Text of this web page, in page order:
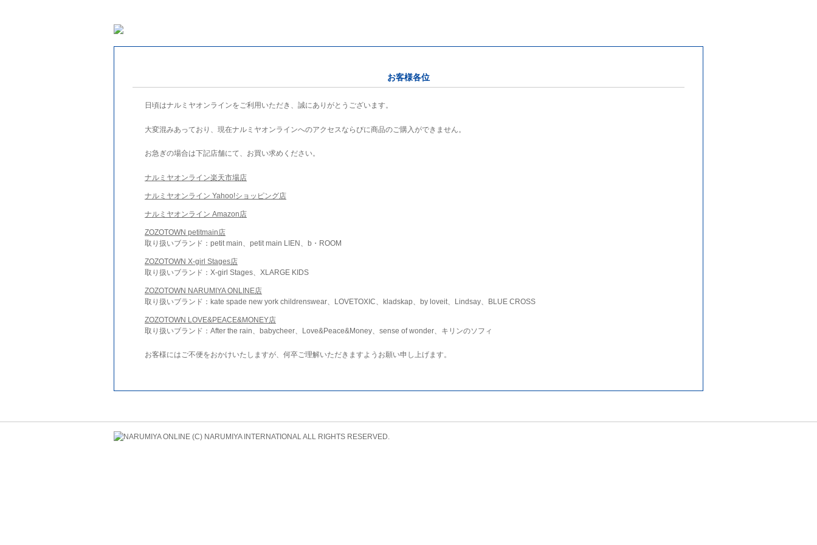
お客様各位
日頃はナルミヤオンラインをご利用いただき、誠にありがとうございます。
大変混みあっており、現在ナルミヤオンラインへのアクセスならびに商品のご購入ができません。
お急ぎの場合は下記店舗にて、お買い求めください。
ナルミヤオンライン楽天市場店
ナルミヤオンライン Yahoo!ショッピング店
ナルミヤオンライン Amazon店
ZOZOTOWN petitmain店
取り扱いブランド：petit main、petit main LIEN、b・ROOM
ZOZOTOWN X-girl Stages店
取り扱いブランド：X-girl Stages、XLARGE KIDS
ZOZOTOWN NARUMIYA ONLINE店
取り扱いブランド：kate spade new york childrenswear、LOVETOXIC、kladskap、by loveit、Lindsay、BLUE CROSS
ZOZOTOWN LOVE&PEACE&MONEY店
取り扱いブランド：After the rain、babycheer、Love&Peace&Money、sense of wonder、キリンのソフィ
お客様にはご不便をおかけいたしますが、何卒ご理解いただきますようお願い申し上げます。